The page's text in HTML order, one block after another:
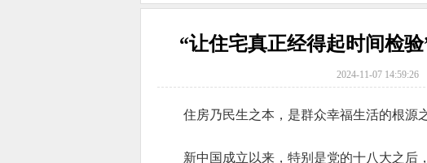
“让住宅真正经得起时间检
2024-11-07 14:59:26
住房乃民生之本，是群众幸福生活的根源
新中国成立以来，特别是党的十八大之后